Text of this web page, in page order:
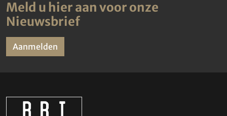
Meld u hier aan voor onze
Nieuwsbrief
Aanmelden